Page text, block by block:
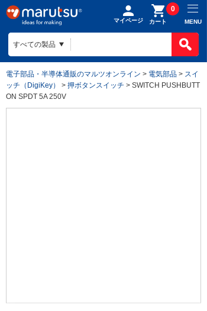
マイページ カート
0
MENU
電子部品・半導体通販のマルツオンライン > 電気部品 > スイ
ッチ（DigiKey）
> 押ボタンスイッチ > SWITCH PUSHBUTT
ON SPDT 5A 250V